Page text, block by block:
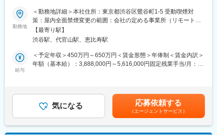
ディレクター、UXUIデザイナー、エンジニア（バックエンド、フ
ロントエンド、インフラ、AI各種在籍。業務委託・外注含む）で
プロダクトチームを組成。現PdMは業務委託で活躍されており、
今回は正社員のプロダクトマネージャーとして中心的な役割をお
※医療業界経験者も居りますので、業界知識は不問です。
全国フルリモート制を導入しており、場所を縛られず拡大中の自
社サービスに携わりたい方にお勧めです。
四半期に一回程度の対面で会うキックオフの機会もご用意してお
ります。
■業務概要：
グループ会社が運営支援している全国23院の歯科クリニックのマ
ーケティングに携わっていただくポジションです。toC領域での
GoogleやYahoo！リスティング広告やSEOをメインに活躍されて
来られた方を募集しています。
歯科矯正マーケティングの領域において、国内トップクラスのノ
ウハウをもつマーケターと一緒に業務を行っていただけます。
■業務内容詳細：
勤務地
＜勤務地詳細＞本社住所：東京都渋谷区鶯谷町1-5 受動喫煙対
策：屋内全面禁煙変更の範囲：会社の定める事業所（リモートワ
ーク含む）
【最寄り駅】
渋谷駅、代官山駅、恵比寿駅
給与
＜予定年収＞450万円～650万円＜賃金形態＞年俸制＜賃金内訳＞
年額（基本給）：3,888,000円～5,616,000円固定残業手当/月：
あくまでも目安の金額であり、選考を通じて上下する可能性があ
ります。月給(月額)は固定手当を含めた表記です。
気になる 応募依頼する
（エージェントサービス）